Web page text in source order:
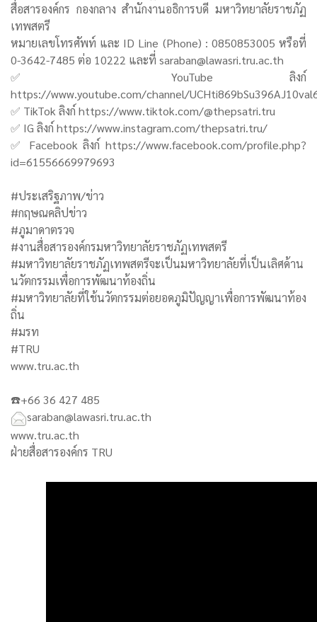
สื่อสารองค์กร กองกลาง สำนักงานอธิการบดี มหาวิทยาลัยราชภัฏ
เทพสตรี
หมายเลขโทรศัพท์ และ ID Line (Phone) : 0850853005 หรือที่
0-3642-7485 ต่อ 10222 และที่ saraban@lawasri.tru.ac.th
✅ YouTube ลิงก์
https://www.youtube.com/channel/
✅ TikTok ลิงก์ https://www.tiktok.com/@thepsatri.tru
✅ IG ลิงก์ https://www.instagram.com/thepsatri.tru/
✅ Facebook ลิงก์ https://www.facebook.com/profile.php?
id=61556669979693
#ประเสริฐภาพ/ข่าว
#กฤษณคลิปข่าว
#ภูมาดาตรวจ
#งานสื่อสารองค์กรมหาวิทยาลัยราชภัฏเทพสตรี
#มหาวิทยาลัยราชภัฏเทพสตรีจะเป็นมหาวิทยาลัยที่เป็นเลิศด้าน
นวัตกรรมเพื่อการพัฒนาท้องถิ่น
#มหาวิทยาลัยที่ใช้นวัตกรรมต่อยอดภูมิปัญญาเพื่อการพัฒนาท้อง
ถิ่น
#มรท
#TRU
www.tru.ac.th
☎️+66 36 427 485
saraban@lawasri.tru.ac.th
www.tru.ac.th
ฝ่ายสื่อสารองค์กร TRU